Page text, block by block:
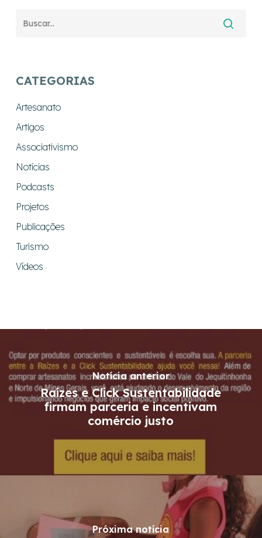
CATEGORIAS
Artesanato
Artigos
Associativismo
Notícias
Podcasts
Projetos
Publicações
Turismo
Vídeos
Notícia anterior
Raízes e Click Sustentabilidade
firmam parceria e incentivam
comércio justo
Próxima notícia